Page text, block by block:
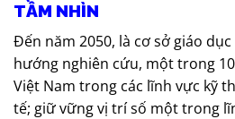
TẦM NHÌN
Đến năm 2050, là cơ sở giáo
hướng nghiên cứu, một trong
Việt Nam trong các lĩnh vực kỹ
tế; giữ vững vị trí số một trong